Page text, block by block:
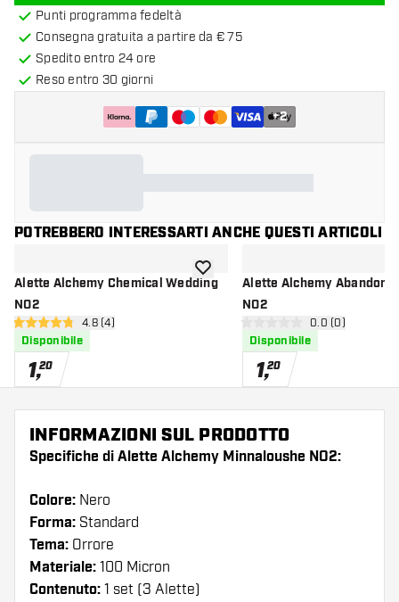
Punti programma fedeltà
Consegna gratuita a partire da € 75
Spedito entro 24 ore
Reso entro 30 giorni
+2
POTREBBERO INTERESSARTI ANCHE QUESTI ARTICOLI
Alette Alchemy Chemical Wedding
NO2
apri pannello recensioni
4.8 stelle di valutazione
4.8 (4)
Disponibile
1,20
aggiungi alla lista dei desideri
Alette Alchemy Abandon
NO2
apri pannello
0 stelle di valutazione
0.0 (0)
Disponibile
1,20
INFORMAZIONI SUL PRODOTTO
Specifiche di Alette Alchemy Minnaloushe NO2:
Colore: Nero
Forma: Standard
Tema: Orrore
Materiale: 100 Micron
Contenuto: 1 set (3 Alette)